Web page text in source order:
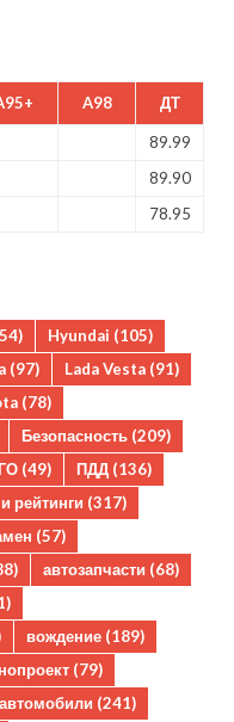
A98 ДТ
89.99
89.90
78.95
Hyundai (105)
(97) Lada Vesta (91)
(78)
Безопасность (209)
(49) ПДД (136)
рейтинги (317)
(57)
автозапчасти (68)
вождение (189)
(79)
(241)